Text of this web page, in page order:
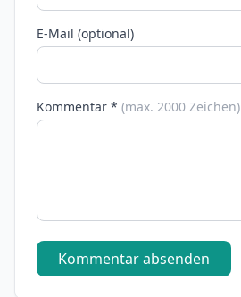
E-Mail (optional)
Kommentar * (max. 2000 Zeichen)
Kommentar absenden